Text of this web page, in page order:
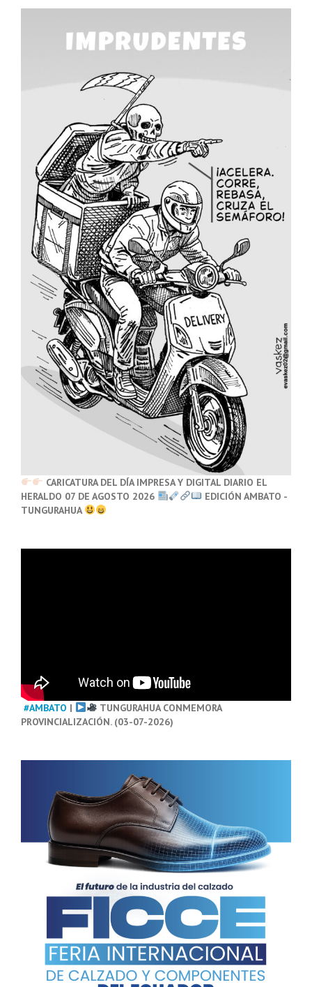
CARICATURA DEL DÍA IMPRESA Y DIGITAL DIARIO EL
HERALDO 07 DE AGOSTO 2026
EDICIÓN AMBATO -
TUNGURAHUA
#AMBATO |
TUNGURAHUA CONMEMORA
PROVINCIALIZACIÓN. (03-07-2026)